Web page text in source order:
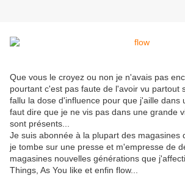
Que vous le croyez ou non je n'avais pas
pourtant c'est pas faute de l'avoir vu partout
fallu la dose d'influence pour que j'aille dans
faut dire que je ne vis pas dans une grande
sont présents...
Je suis abonnée à la plupart des magasines
je tombe sur une presse et m'empresse de
magasines nouvelles générations que
Things, As You like et enfin flow...